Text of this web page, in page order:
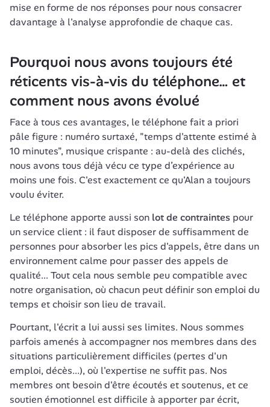
mise en forme de nos réponses pour nous consacrer
davantage à l'analyse approfondie de chaque cas.
Pourquoi nous avons toujours été
réticents vis-à-vis du téléphone… et
comment nous avons évolué
Face à tous ces avantages, le téléphone fait a priori
pâle figure : numéro surtaxé, "temps d'attente estimé à
10 minutes", musique crispante : au-delà des clichés,
nous avons tous déjà vécu ce type d’expérience au
moins une fois. C'est exactement ce qu'Alan a toujours
voulu éviter.
Le téléphone apporte aussi son lot de contraintes pour
un service client : il faut disposer de suffisamment de
personnes pour absorber les pics d'appels, être dans un
environnement calme pour passer des appels de
qualité... Tout cela nous semble peu compatible avec
notre organisation, où chacun peut définir son emploi du
temps et choisir son lieu de travail.
Pourtant, l'écrit a lui aussi ses limites. Nous sommes
parfois amenés à accompagner nos membres dans des
situations particulièrement difficiles (pertes d'un
emploi, décès...), où l'expertise ne suffit pas. Nos
membres ont besoin d'être écoutés et soutenus, et ce
soutien émotionnel est difficile à apporter par écrit,